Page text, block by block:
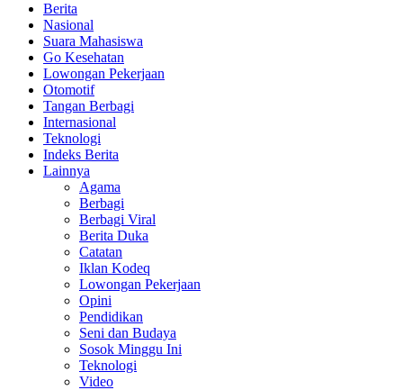
Berita
Nasional
Suara Mahasiswa
Go Kesehatan
Lowongan Pekerjaan
Otomotif
Tangan Berbagi
Internasional
Teknologi
Indeks Berita
Lainnya
Agama
Berbagi
Berbagi Viral
Berita Duka
Catatan
Iklan Kodeq
Lowongan Pekerjaan
Opini
Pendidikan
Seni dan Budaya
Sosok Minggu Ini
Teknologi
Video